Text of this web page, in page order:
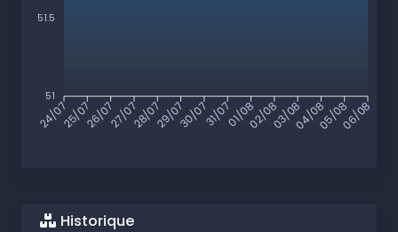
51.5
51
24/0725/0726/0727/0728/0729/0730/0731/0701/0802/0803/0804/0805/0806/08
Historique